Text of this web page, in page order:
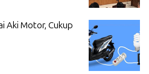
Aki Motor, Cukup